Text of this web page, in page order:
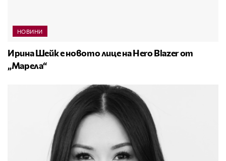
НОВИНИ
Ирина Шейк е новото лице на Hero Blazer от
„Марела“